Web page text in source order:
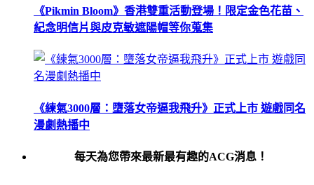
《Pikmin Bloom》香港雙重活動登場！限定金色花苗、
紀念明信片與皮克敏遮陽帽等你蒐集
《練氣3000層：墮落女帝逼我飛升》正式上市 遊戲同名
漫劇熱播中
每天為您帶來最新最有趣的ACG消息！